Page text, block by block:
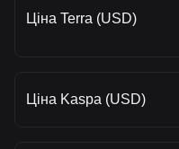
Ціна Terra (USD)
Ціна Kaspa (USD)